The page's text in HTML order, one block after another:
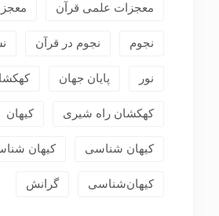
معجزات علمی قرآن
نجوم نجوم در قرآن
نور پایان جهان
کهکشان راه شیری کیهان
کیهان شناسی کیهان
کیهان‌شناسی گرانش